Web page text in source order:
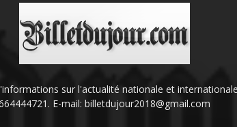
sur l'actualité nationale et
E-mail: billetdujour2018@gmail.com